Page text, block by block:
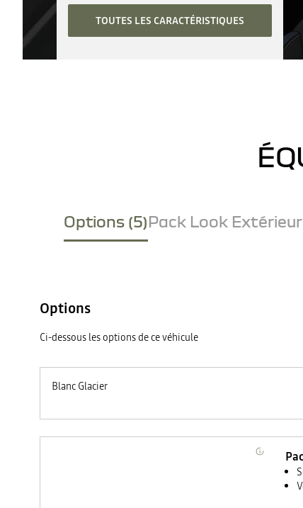
TOUTES LES CARACTÉRISTIQUES
Options (5)Pack Look Extérieur
Options
Ci-dessous les options de ce véhicule
Blanc Glacier